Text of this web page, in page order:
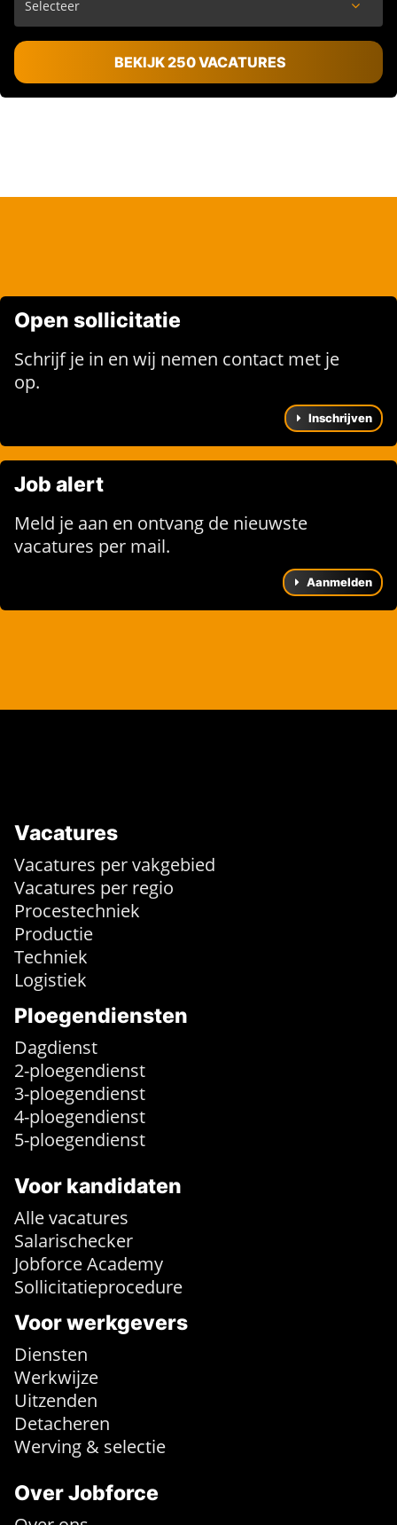
BEKIJK 250 VACATURES
Open sollicitatie
Schrijf je in en wij nemen contact met je
op.
Inschrijven
Job alert
Meld je aan en ontvang de nieuwste
vacatures per mail.
Aanmelden
Vacatures
Vacatures per vakgebied
Vacatures per regio
Procestechniek
Productie
Techniek
Logistiek
Ploegendiensten
Dagdienst
2-ploegendienst
3-ploegendienst
4-ploegendienst
5-ploegendienst
Voor kandidaten
Alle vacatures
Salarischecker
Jobforce Academy
Sollicitatieprocedure
Voor werkgevers
Diensten
Werkwijze
Uitzenden
Detacheren
Werving & selectie
Over Jobforce